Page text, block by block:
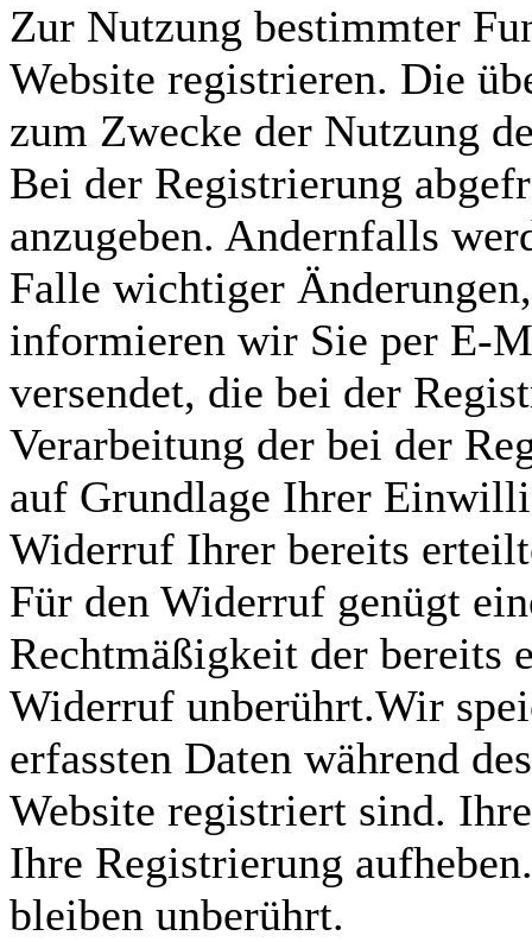
Zur Nutzung bestimmter
Website registrieren. Die
zum Zwecke der Nutzung
Bei der Registrierung
anzugeben. Andernfalls
Falle wichtiger
informieren wir Sie per E-
versendet, die bei der
Verarbeitung der bei der
auf Grundlage Ihrer
Widerruf Ihrer bereits
Für den Widerruf genügt
Rechtmäßigkeit der bereits
Widerruf unberührt.Wir
erfassten Daten während
Website registriert sind.
Ihre Registrierung
bleiben unberührt.